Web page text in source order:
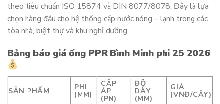
theo tiêu chuẩn ISO 15874 và DIN 8077/8078. Đây là lựa
chọn hàng đầu cho hệ thống cấp nước nóng – lạnh trong các
tòa nhà, biệt thự và khu nghỉ dưỡng.
Bảng báo giá ống PPR Bình Minh phi 25 2026
SẢN PHẨM PHI
(MM)
CẤP
ÁP
(PN)
ĐỘ
DÀY
(MM)
GIÁ
(VNĐ/CÂY)